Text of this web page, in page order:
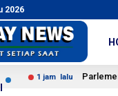
2026
jam lalu Parlemen Iran: